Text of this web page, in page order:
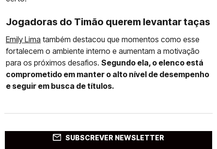
Jogadoras do Timão querem levantar taças
Emily Lima também destacou que momentos como esse
fortalecem o ambiente interno e aumentam a motivação
para os próximos desafios. Segundo ela, o elenco está
comprometido em manter o alto nível de desempenho
e seguir em busca de títulos.
SUBSCREVER NEWSLETTER